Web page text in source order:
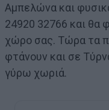
Αμπελώνα και
24920 32766 και θα
χώρο σας. Τώρα τα
φτάνουν και σε
γύρω χωριά.